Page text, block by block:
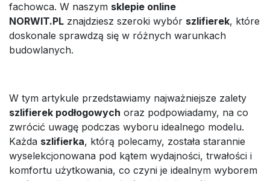
fachowca. W naszym sklepie online
NORWIT.PL znajdziesz szeroki wybór szlifierek, które
doskonale sprawdzą się w różnych warunkach
budowlanych.
W tym artykule przedstawiamy najważniejsze zalety
szlifierek podłogowych oraz podpowiadamy, na co
zwrócić uwagę podczas wyboru idealnego modelu.
Każda szlifierka, którą polecamy, została starannie
wyselekcjonowana pod kątem wydajności, trwałości i
komfortu użytkowania, co czyni je idealnym wyborem